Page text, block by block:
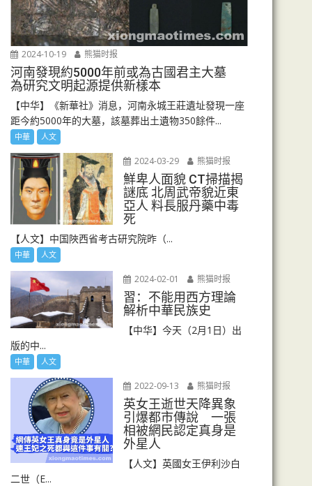
2024-10-19 熊猫时报
河南發現約5000年前或為古國君主大墓
為研究文明起源提供新樣本
【中华】《新華社》消息，河南永城王莊遺址發現一座
距今約5000年的大墓，該墓葬出土遺物350餘件...
中華 人文
2024-03-29 熊猫时报
鮮卑人面貌 CT掃描揭
謎底 北周武帝貌近東
亞人 料長服丹藥中毒
死
【人文】中国陜西省考古研究院昨（...
中華 人文
2024-02-01 熊猫时报
習：不能用西方理論
解析中華民族史
【中华】今天（2月1日）出
版的中...
中華 人文
2022-09-13 熊猫时报
英女王逝世天降異象
引爆都市傳說 一張
相被網民認定真身是
外星人
【人文】英國女王伊利沙白
二世（E...